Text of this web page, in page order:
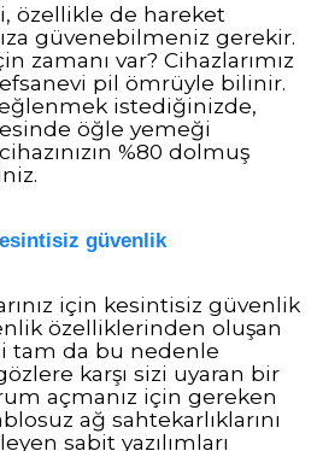
özellikle de hareket
güvenebilmeniz gerekir.
zamanı var? Cihazlarımız
pil ömrüyle bilinir.
istediğinizde,
öğle yemeği
%80 dolmuş
güvenlik
için kesintisiz güvenlik
özelliklerinden oluşan
tam da bu nedenle
karşı sizi uyaran bir
açmanız için gereken
ağ sahtekarlıklarını
sabit yazılımları